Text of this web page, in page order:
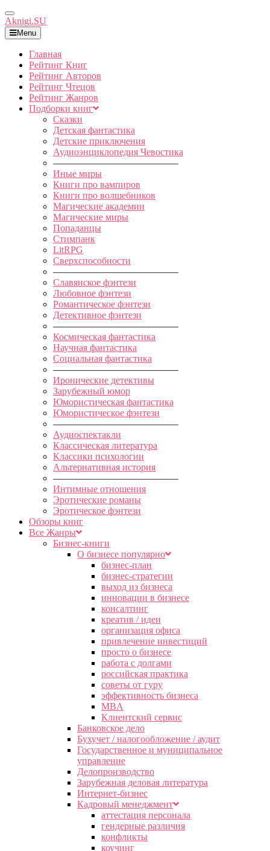
Toggle
Navigation
Aknigi.SU
Menu
Главная
Рейтинг Книг
Рейтинг Авторов
Рейтинг Чтецов
Рейтинг Жанров
Подборки книг
Сказки
Детская фантастика
Детские приключения
Аудиоэнциклопедия Чевостика
—————————————
Иные миры
Книги про вампиров
Книги про волшебников
Магические академии
Магические миры
Попаданцы
Стимпанк
LitRPG
Сверхспособности
—————————————
Славянское фэнтези
Любовное фэнтези
Романтическое фэнтези
Детективное фэнтези
—————————————
Космическая фантастика
Научная фантастика
Социальная фантастика
—————————————
Иронические детективы
Зарубежный юмор
Юмористическая фантастика
Юмористическое фэнтези
—————————————
Аудиоспектакли
Классическая литература
Классики психологии
Альтернативная история
—————————————
Интимные отношения
Эротические романы
Эротическое фэнтези
Обзоры книг
Все Жанры
Бизнес-книги
О бизнесе популярно
бизнес-план
бизнес-стратегии
выход из бизнеса
инновации в бизнесе
консалтинг
креатив / идеи
организация офиса
привлечение инвестиций
просто о бизнесе
работа с долгами
российская практика
советы от гуру
эффективность бизнеса
MBA
Клиентский сервис
Банковское дело
Бухучет / налогообложение / аудит
Государственное и муниципальное
управление
Делопроизводство
Зарубежная деловая литература
Интернет-бизнес
Кадровый менеджмент
аттестация персонала
гендерные различия
конфликты
коучинг